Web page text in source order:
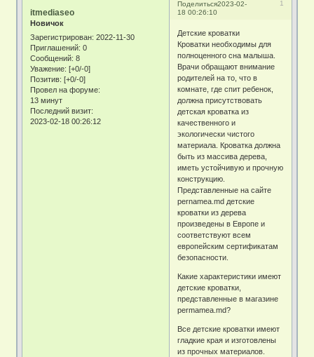
Поделиться 1
2023-02-
18 00:26:10
itmediaseo
Новичок
Зарегистрирован: 2022-11-30
Приглашений: 0
Сообщений: 8
Уважение: [+0/-0]
Позитив: [+0/-0]
Провел на форуме:
13 минут
Последний визит:
2023-02-18 00:26:12
Детские кроватки
Кроватки необходимы для
полноценного сна малыша.
Врачи обращают внимание
родителей на то, что в
комнате, где спит ребенок,
должна присутствовать
детская кроватка из
качественного и
экологически чистого
материала. Кроватка должна
быть из массива дерева,
иметь устойчивую и прочную
конструкцию.
Представленные на сайте
pernamea.md детские
кроватки из дерева
произведены в Европе и
соответствуют всем
европейским сертификатам
безопасности.
Какие характеристики имеют
детские кроватки,
представленные в магазине
permamea.md?
Все детские кроватки имеют
гладкие края и изготовлены
из прочных материалов.